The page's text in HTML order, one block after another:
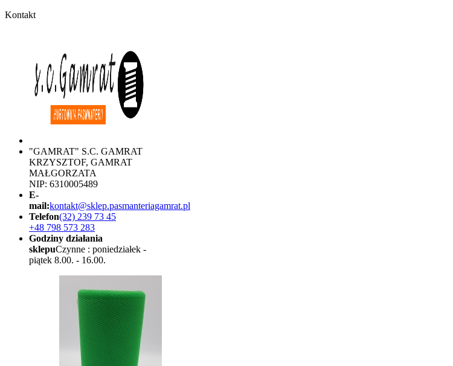
Kontakt
"GAMRAT" S.C. GAMRAT
KRZYSZTOF, GAMRAT
MAŁGORZATA
NIP: 6310005489
E-
mail:kontakt@sklep.pasmanteriagamrat.pl
Telefon(32) 239 73 45
+48 798 573 283
Godziny działania
sklepuCzynne : poniedziałek -
piątek 8.00. - 16.00.